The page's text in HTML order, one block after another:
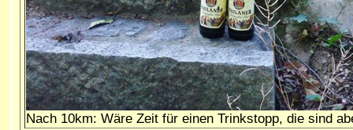
Nach 10km: Wäre Zeit für einen Trinkstopp, die sind